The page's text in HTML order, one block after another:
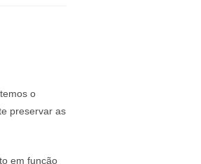
o
preservar as
em função